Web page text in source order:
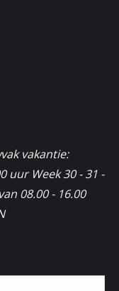
vakantie:
uur Week 30 - 31 -
08.00 - 16.00